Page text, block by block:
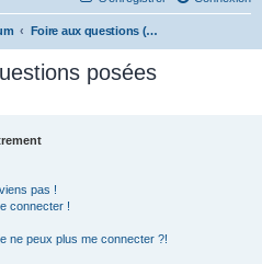
Foire aux questions (Questions posées fréquemment)
posées
pas !
connecter !
ne peux plus me connecter ?!